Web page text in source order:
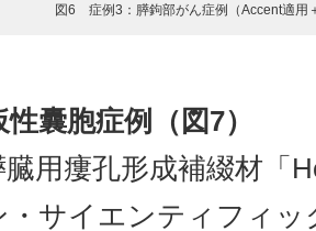
図6 症例3：膵鉤部がん症例（Accent適用
囊胞症例（図7）
用瘻孔形成補綴材「
・サイエンティフィ